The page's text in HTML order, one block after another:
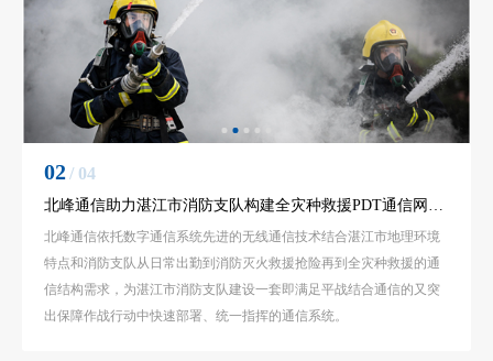
03/ 04
北峰森林防火提供数字超短波通信解决方案
目前，某省超短波通信网络均已市县组网建设，各自独立，没有进行
互联互通，只能在各自覆盖区内进行小范围通信。
查看更多案例